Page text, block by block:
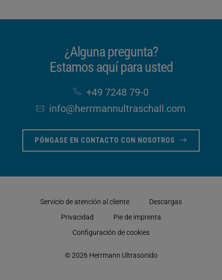
¿Alguna pregunta?
Estamos aquí para usted
+49 7248 79-0
info​@herrmannultraschall​.com
PÓNGASE EN CONTACTO CON NOSOTROS
Servicio de atención al cliente
Descargas
Privacidad
Pie de imprenta
Configuración de cookies
© 2026 Herrmann Ultrasonido